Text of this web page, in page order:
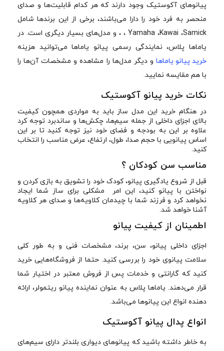
پیانوهای آکوستیک وجود دارند که هر کدام قابلیت‌ها و صدای
منحصر به فرد خود را دارا می‌باشند، برخی از این برندها شامل
Yamaha ،Kawai ،Samick ، ، و مدل‌های بسیار دیگری است. در
یاماها پلاس، نمایندگی رسمی پیانو یاماها می‌توانید هزینه
خرید پیانو یاماها و دیگر مدل‌ها را مشاهده و مشخصات آن‌ها را
با هم مقایسه نمایید.
نکات خرید پیانو آکوستیک
در هنگام خرید این مدل ساز باید به مواردی همچون کیفیت
بالای اجزای داخلی از جمله سیم‌ها، چکش‌ها و ساندبرد توجه کرد
علاوه بر این به بودجه و فضای خود نیز توجه کنید تا بر این
اساس پیانویی با حجم صدا، طول، ارتفاع، عرض مناسب را انتخاب
کنید.
مناسب سن کودکان ؟
قبل از شروع یادگیری پیانو، کودک خود را تشویق به بازی کردن و
نواختن با پیانو کنید، این امر مشکلی برای ساز شما ایجاد
نخواهد کرد و فرزند شما با چیدمان کلاویه‌ها و صدای هر کلاویه
آشنا خواهد شد.
اطمینان از کیفیت پیانو
اجزای داخلی پیانو، سن، برند، مشخصات فنی و به طور کلی
سلامت پیانوی خود را بررسی کنید. حتما از فروشگاه‌هایی خرید
کنید که گارانتی و خدمات پس از فروش معتبر در اختیار شما
قرار می‌دهند. یاماها پلاس به عنوان نماینده پیانو ریتمولر، ارائه
دهنده انواع این پیانوها می‌باشد.
انواع پدال پیانو آکوستیک
به خاطر داشته باشید که پیانوهای دیواری بلندتر دارای سیم‌های